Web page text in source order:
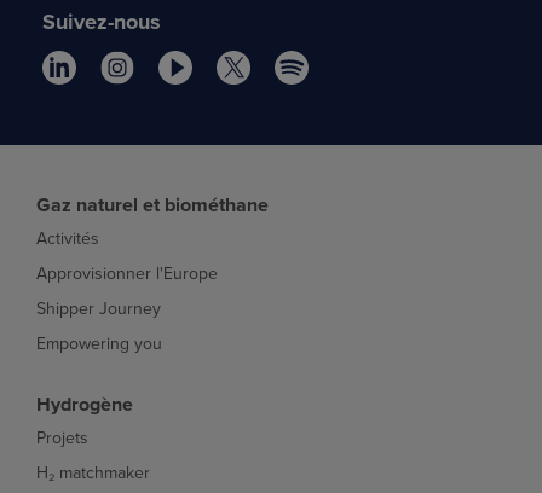
Suivez-nous
Gaz naturel et biométhane
Activités
Approvisionner l'Europe
Shipper Journey
Empowering you
Hydrogène
Projets
H₂ matchmaker